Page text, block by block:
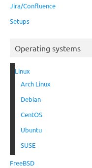
Jira/Confluence
Setups
Operating systems
Linux
Arch Linux
Debian
CentOS
Ubuntu
SUSE
FreeBSD